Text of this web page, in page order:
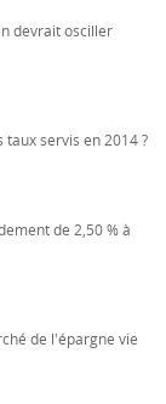
devrait osciller
taux servis en 2014 ?
de 2,50 % à
de l'épargne vie